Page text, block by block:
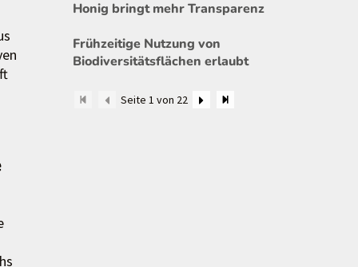
Honig bringt mehr Transparenz
Frühzeitige Nutzung von
Biodiversitätsflächen erlaubt
Seite 1 von 22